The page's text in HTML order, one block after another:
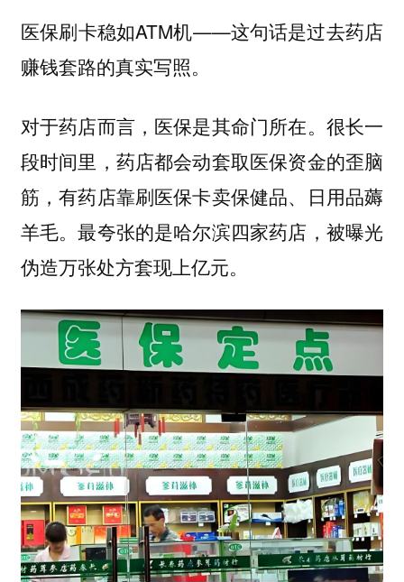
医保刷卡稳如ATM机——这句话是过去药店
赚钱套路的真实写照。
对于药店而言，医保是其命门所在。很长一
段时间里，药店都会动套取医保资金的歪脑
筋，有药店靠刷医保卡卖保健品、日用品薅
羊毛。最夸张的是哈尔滨四家药店，被曝光
伪造万张处方套现上亿元。